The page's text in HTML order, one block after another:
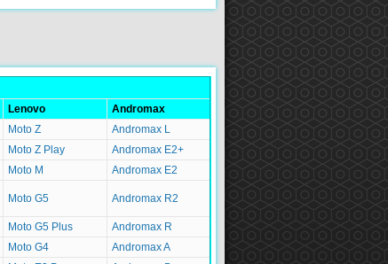
Lenovo
Andromax
Moto Z
Andromax L
Moto Z Play
Andromax E2+
Moto M
Andromax E2
Moto G5 Andromax R2
Moto G5 Plus
Andromax R
Moto G4
Andromax A